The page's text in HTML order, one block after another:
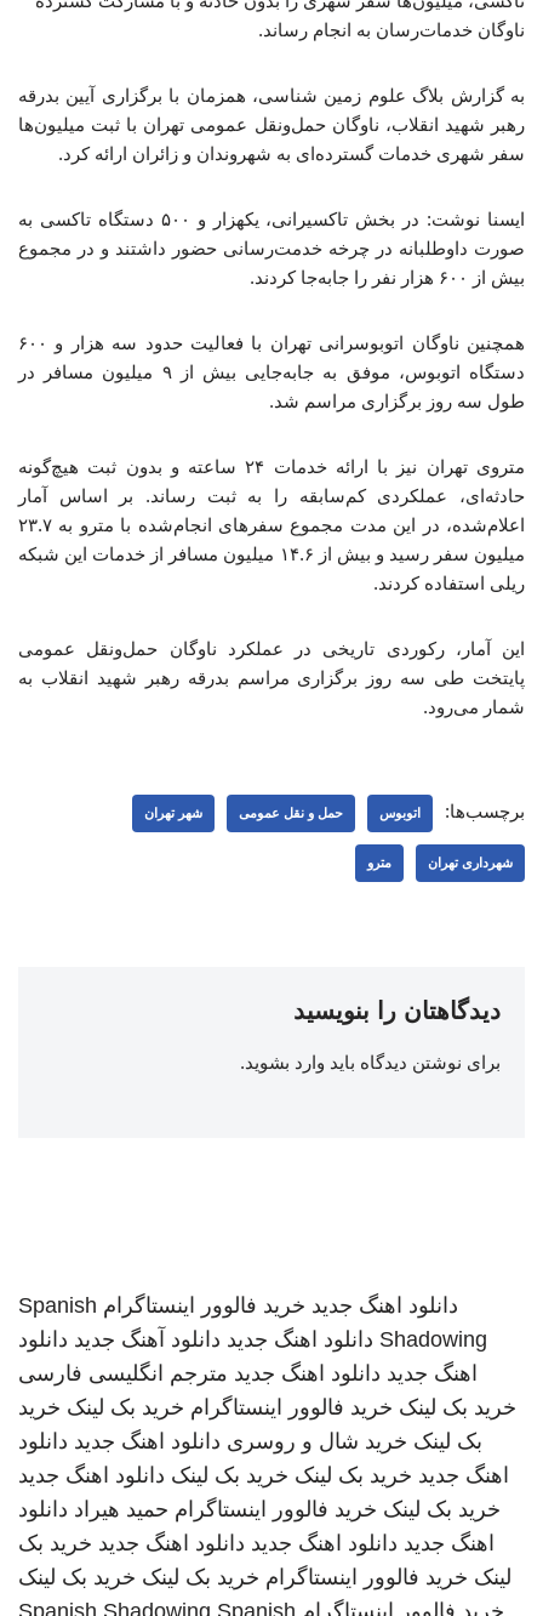
ناوگان خدمات‌رسان به انجام رساند.
به گزارش بلاگ علوم زمین شناسی، همزمان با برگزاری آیین بدرقه
رهبر شهید انقلاب، ناوگان حمل‌ونقل عمومی تهران با ثبت میلیون‌ها
سفر شهری خدمات گسترده‌ای به شهروندان و زائران ارائه کرد.
ایسنا نوشت: در بخش تاکسیرانی، یکهزار و ۵۰۰ دستگاه تاکسی به
صورت داوطلبانه در چرخه خدمت‌رسانی حضور داشتند و در مجموع
بیش از ۶۰۰ هزار نفر را جابه‌جا کردند.
همچنین ناوگان اتوبوسرانی تهران با فعالیت حدود سه هزار و ۶۰۰
دستگاه اتوبوس، موفق به جابه‌جایی بیش از ۹ میلیون مسافر در
طول سه روز برگزاری مراسم شد.
متروی تهران نیز با ارائه خدمات ۲۴ ساعته و بدون ثبت هیچ‌گونه
حادثه‌ای، عملکردی کم‌سابقه را به ثبت رساند. بر اساس آمار
اعلام‌شده، در این مدت مجموع سفرهای انجام‌شده با مترو به ۲۳.۷
میلیون سفر رسید و بیش از ۱۴.۶ میلیون مسافر از خدمات این شبکه
ریلی استفاده کردند.
این آمار، رکوردی تاریخی در عملکرد ناوگان حمل‌ونقل عمومی
پایتخت طی سه روز برگزاری مراسم بدرقه رهبر شهید انقلاب به
شمار می‌رود.
برچسب‌ها: اتوبوس حمل و نقل عمومی شهر تهران
شهرداری تهران مترو
دیدگاهتان را بنویسید
برای نوشتن دیدگاه باید وارد بشوید.
دانلود اهنگ جدید خرید فالوور اینستاگرام Spanish
Shadowing دانلود اهنگ جدید دانلود آهنگ جدید دانلود
اهنگ جدید دانلود اهنگ جدید مترجم انگلیسی فارسی
خرید بک لینک خرید فالوور اینستاگرام خرید بک لینک خرید
بک لینک خرید شال و روسری دانلود اهنگ جدید دانلود
اهنگ جدید خرید بک لینک خرید بک لینک دانلود اهنگ جدید
خرید بک لینک خرید فالوور اینستاگرام حمید هیراد دانلود
اهنگ جدید دانلود اهنگ جدید دانلود اهنگ جدید خرید بک
لینک خرید فالوور اینستاگرام خرید بک لینک خرید بک لینک